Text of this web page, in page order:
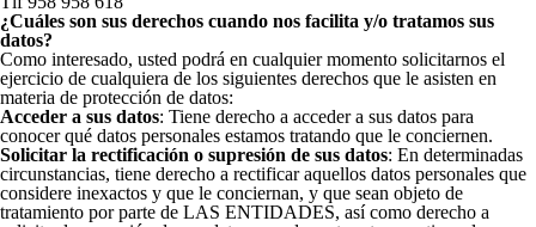
¿Cuáles son sus derechos cuando nos facilita y/o tratamos sus
datos?
Como interesado, usted podrá en cualquier momento solicitarnos el
ejercicio de cualquiera de los siguientes derechos que le asisten en
materia de protección de datos:
Acceder a sus datos: Tiene derecho a acceder a sus datos para
conocer qué datos personales estamos tratando que le conciernen.
Solicitar la rectificación o supresión de sus datos: En determinadas
circunstancias, tiene derecho a rectificar aquellos datos personales que
considere inexactos y que le conciernan, y que sean objeto de
tratamiento por parte de LAS ENTIDADES, así como derecho a